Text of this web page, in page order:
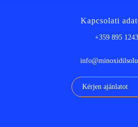
Kapcsolati
+359 895
Kérjen ajánlatot